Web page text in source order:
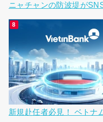
ニャチャンの防波堤が
新規赴任者必見！ ベトナ